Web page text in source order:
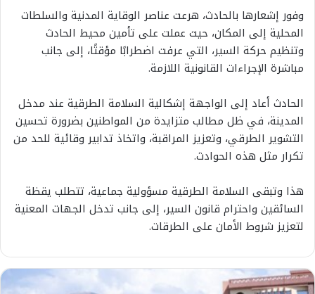
وفور إشعارها بالحادث، هرعت عناصر الوقاية المدنية والسلطات
المحلية إلى المكان، حيث عملت على تأمين محيط الحادث
وتنظيم حركة السير، التي عرفت اضطرابًا مؤقتًا، إلى جانب
مباشرة الإجراءات القانونية اللازمة.
الحادث أعاد إلى الواجهة إشكالية السلامة الطرقية عند مدخل
المدينة، في ظل مطالب متزايدة من المواطنين بضرورة تحسين
التشوير الطرقي، وتعزيز المراقبة، واتخاذ تدابير وقائية للحد من
تكرار مثل هذه الحوادث.
هذا وتبقى السلامة الطرقية مسؤولية جماعية، تتطلب يقظة
السائقين واحترام قانون السير، إلى جانب تدخل الجهات المعنية
لتعزيز شروط الأمان على الطرقات.
ا